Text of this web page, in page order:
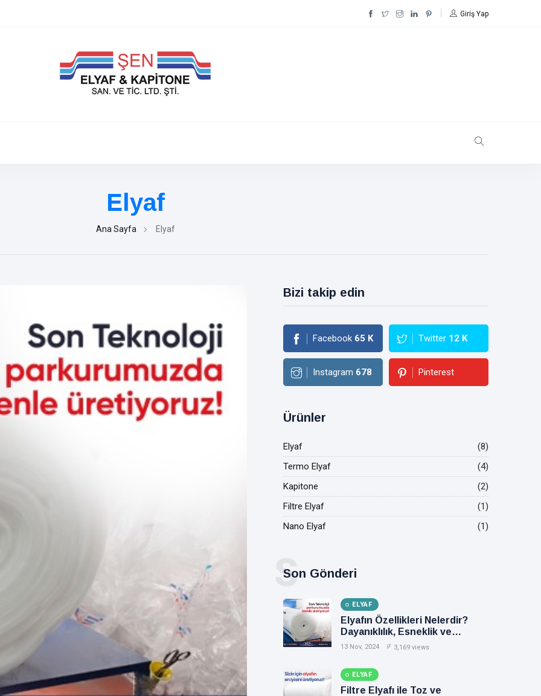
Giriş Yap
Elyaf
Ana Sayfa Elyaf
Bizi takip edin
Facebook 65 K Twitter 12 K
Instagram 678 Pinterest
Ürünler
Elyaf
(8)
Termo Elyaf
(4)
Kapitone
(2)
Filtre Elyaf
(1)
Nano Elyaf
(1)
Son Gönderi
S
ELYAF
Elyafın Özellikleri Nelerdir?
Dayanıklılık, Esneklik ve
Diğerleri
13 Nov, 2024 3,169 views
ELYAF
Filtre Elyafı ile Toz ve